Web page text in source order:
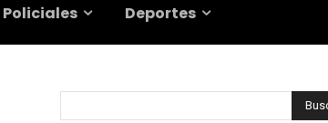
Policiales Deportes